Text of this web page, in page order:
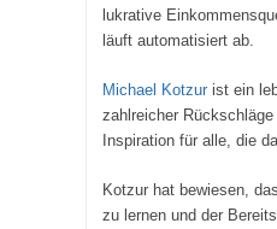
lukrative
läuft automatisiert ab.
Michael Kotzurist ein
zahlreicher
Inspiration für alle, die
Kotzur hat bewiesen,
zu lernen und der